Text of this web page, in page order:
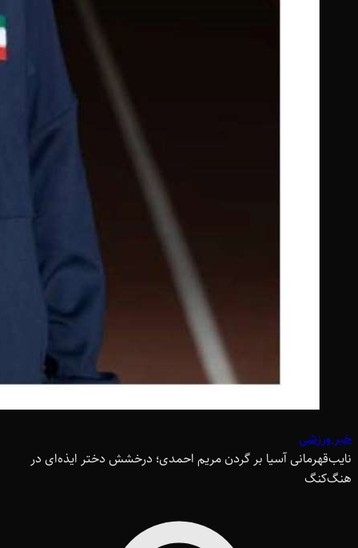
خبر ورزشی
نایب‌قهرمانی آسیا بر گردن مریم احمدی؛ درخشش دختر ایذه‌ای در
هنگ‌کنگ